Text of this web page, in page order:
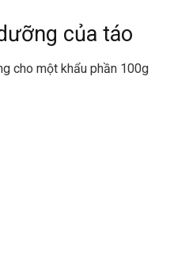
của táo
cho một khẩu phần 100g